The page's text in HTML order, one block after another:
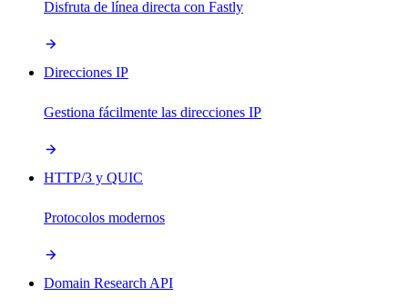
Disfruta de línea directa con Fastly
Direcciones IP
Gestiona fácilmente las direcciones IP
HTTP/3 y QUIC
Protocolos modernos
Domain Research API